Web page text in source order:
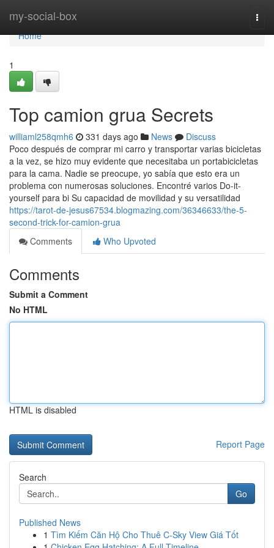
my-social-box
Home
Home
1
Top camion grua Secrets
williaml258qmh6 331 days ago News
Discuss
Poco después de comprar mi carro y transportar varias bicicletas
a la vez, se hizo muy evidente que necesitaba un portabicicletas
para la cama. Nadie se preocupe, yo sabía que esto era un
problema con numerosas soluciones. Encontré varios Do-it-
yourself para bi Su capacidad de movilidad y su versatilidad
https://tarot-de-jesus67534.blogmazing.com/36346633/the-5-
second-trick-for-camion-grua
Comments
Who Upvoted
Comments
Submit a Comment
No HTML
HTML is disabled
Report Page
Search
Go
Published News
1 Tìm Kiếm Căn Hộ Cho Thuê C-Sky View Giá Tốt